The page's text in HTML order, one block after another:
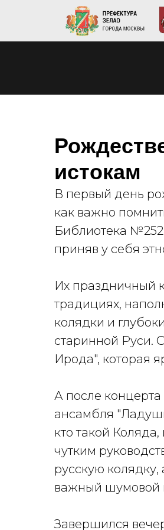
истокам
В первый день
как важно
Библиотека
приняв у себя
Их праздничный
традициях,
колядки и
старинной Руси.
Ирода", которая
А после
ансамбля
кто такой
чутким
русскую колядку,
важный шумовой
Завершился